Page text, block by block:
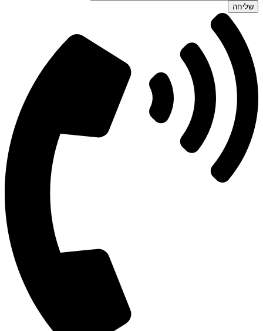
שליחה